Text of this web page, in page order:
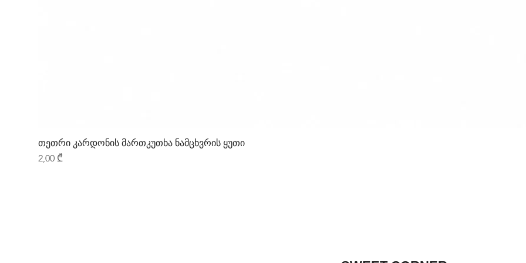
თეთრი კარდონის მართკუთხა ნამცხვრის ყუთი
Price
2,00 ₾